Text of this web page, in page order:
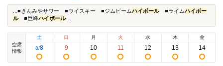
...■きんみやサワー ■ウイスキー ■ジムビームハイボール■ライムハイボー
ル■巨峰ハイボール...
空席
情報
土
8/8
日
9
月
10
火
11
水
12
木
13
金
14